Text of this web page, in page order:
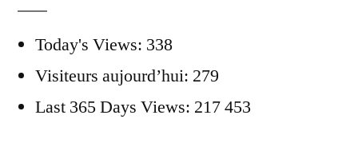
Today's Views: 338
Visiteurs aujourd’hui: 279
Last 365 Days Views: 217 453